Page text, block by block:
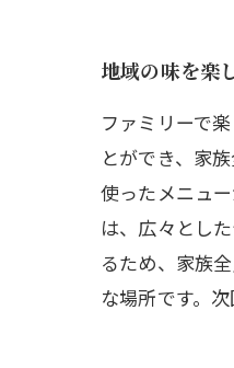
地域の味を楽
ファミリーで
とができ、家
使ったメニュ
は、広々とし
るため、家族
な場所です。